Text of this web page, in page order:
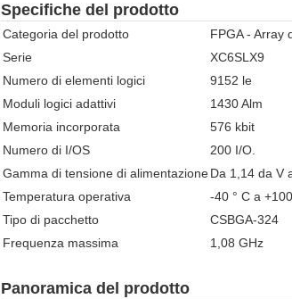
Specifiche del prodotto
Categoria del prodotto
FPGA - Array
Serie
XC6SLX9
Numero di elementi logici
9152 le
Moduli logici adattivi
1430 Alm
Memoria incorporata
576 kbit
Numero di I/OS
200 I/O.
Gamma di tensione di alimentazioneDa 1,14 da V
Temperatura operativa
-40 ° C a
Tipo di pacchetto
CSBGA-324
Frequenza massima
1,08 GHz
Panoramica del prodotto